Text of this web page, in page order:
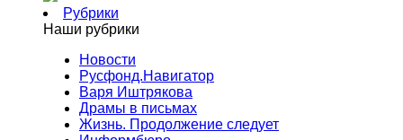
Рубрики
Наши рубрики
Новости
Русфонд.Навигатор
Варя Иштрякова
Драмы в письмах
Жизнь. Продолжение следует